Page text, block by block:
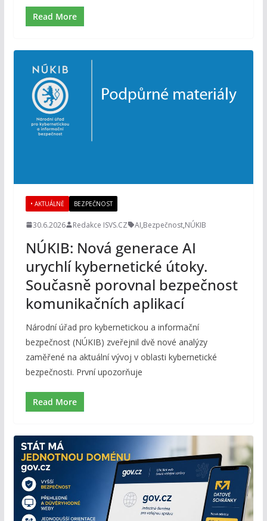
Read More
• AKTUÁLNĚ BEZPEČNOST
30.6.2026 Redakce ISVS.CZ AI,Bezpečnost,NÚKIB
NÚKIB: Nová generace AI
urychlí kybernetické útoky.
Současně porovnal bezpečnost
komunikačních aplikací
Národní úřad pro kybernetickou a informační
bezpečnost (NÚKIB) zveřejnil dvě nové analýzy
zaměřené na aktuální vývoj v oblasti kybernetické
bezpečnosti. První upozorňuje
Read More